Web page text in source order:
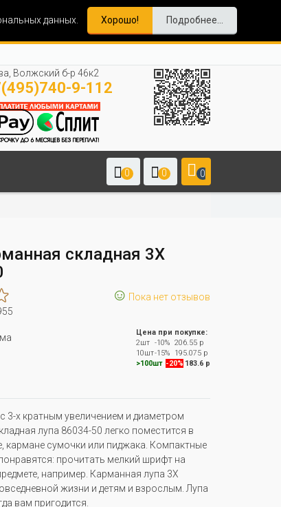
данных. Хорошо! Подробнее...
Волжский б-р 46к2
9-112
0 0 0
складная 3Х
☺ Пока нет отзывов
Цена при покупке:
2шт -10% 206.55 р
10шт-15% 195.075 р
>100шт -20% 183.6 р
3-х кратным увеличением и диаметром
лупа 86034-50 легко поместится в
кармане сумочки или пиджака. Компактные
прочитать мелкий шрифт на
например. Карманная лупа 3Х
жизни и детям и взрослым. Лупа
вам пригодится.